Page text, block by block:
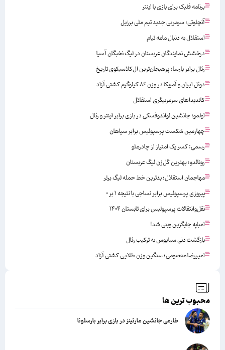
برنامه فلیک برای بازی با اینتر
آنچلوتی؛ سرمربی جدید تیم ملی برزیل
استقلال به دنبال مامه تیام
درخشش نمایندگان عربستان در لیگ نخبگان آسیا
رئال برابر بارسا؛ پرهیجان‌‌ترین ال‌کلاسیکوی تاریخ
دوئل ایران و آمریکا در وزن ۸۶ کیلوگرم کشتی آزاد
کاندیداهای سرمربیگری استقلال
اولمو؛ جانشین لواندوفسکی در بازی برابر اینتر و رئال
چهارمین شکست پرسپولیس برابر سپاهان
رسمی: کسر یک امتیاز از چادرملو
رونالدو؛ بهترین گل‌زن لیگ عربستان
مهاجمان استقلال؛ بدترین خط حمله لیگ برتر
پیروزی پرسپولیس برابر نساجی با نتیجه ۱ بر ۰
نقل‌وانتقالات پرسپولیس برای تابستان ۱۴۰۴
امباپه جایگزین وینی شد!
بازگشت دنی سبایوس به ترکیب رئال
امیررضا معصومی؛ سنگین وزن طلایی کشتی آزاد
محبوب ترین ها
طارمی جانشین مارتینز در بازی برابر بارسلونا